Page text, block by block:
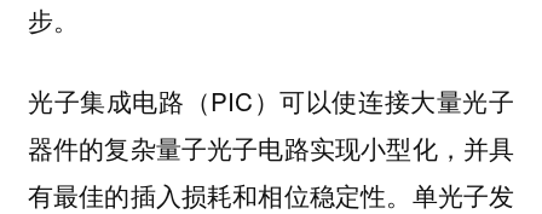
步。
光子集成电路（PIC）可以使连接大量光子
器件的复杂量子光子电路实现小型化，并具
有最佳的插入损耗和相位稳定性。单光子发